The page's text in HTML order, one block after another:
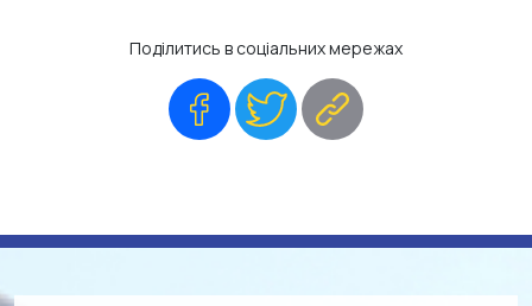
Поділитись в соціальних мережах
FacebookTwitter